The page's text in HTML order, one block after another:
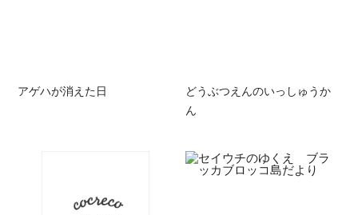
アゲハが消えた日
どうぶつえんのいっしゅうか
ん